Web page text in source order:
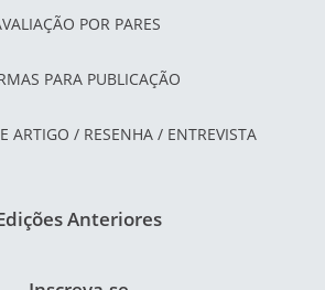
POR PARES
PARA PUBLICAÇÃO
ARTIGO / RESENHA / ENTREVISTA
Anteriores